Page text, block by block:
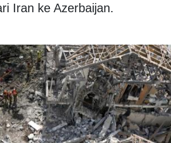
Iran ke Azerbaijan.